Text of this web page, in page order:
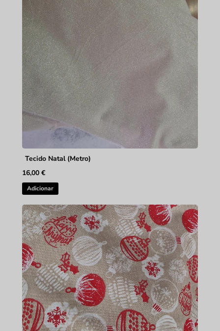
Tecido Natal (Metro)
16,00 €
Adicionar